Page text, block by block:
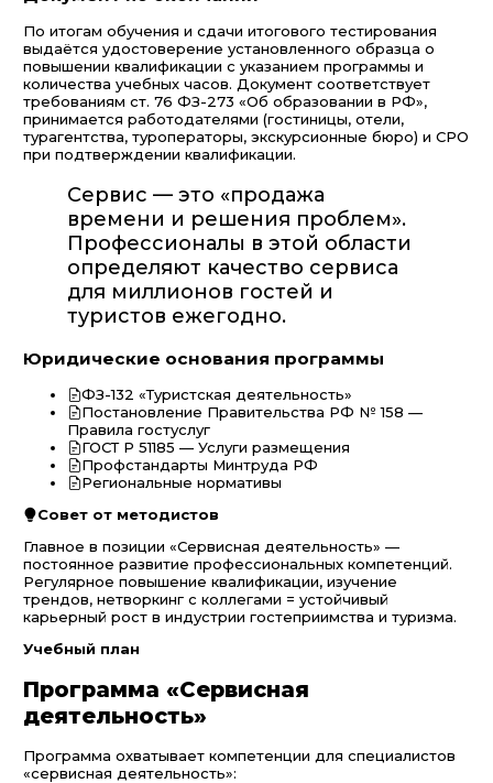
По итогам обучения и сдачи итогового тестирования
выдаётся удостоверение установленного образца о
повышении квалификации с указанием программы и
количества учебных часов. Документ соответствует
требованиям ст. 76 ФЗ-273 «Об образовании в РФ»,
принимается работодателями (гостиницы, отели,
турагентства, туроператоры, экскурсионные бюро) и СРО
при подтверждении квалификации.
Сервис — это «продажа
времени и решения проблем».
Профессионалы в этой области
определяют качество сервиса
для миллионов гостей и
туристов ежегодно.
Юридические основания программы
ФЗ-132 «Туристская деятельность»
Постановление Правительства РФ № 158 —
Правила гостуслуг
ГОСТ Р 51185 — Услуги размещения
Профстандарты Минтруда РФ
Региональные нормативы
Совет от методистов
Главное в позиции «Сервисная деятельность» —
постоянное развитие профессиональных компетенций.
Регулярное повышение квалификации, изучение
трендов, нетворкинг с коллегами = устойчивый
карьерный рост в индустрии гостеприимства и туризма.
Учебный план
Программа «Сервисная
деятельность»
Программа охватывает компетенции для специалистов
«сервисная деятельность»: